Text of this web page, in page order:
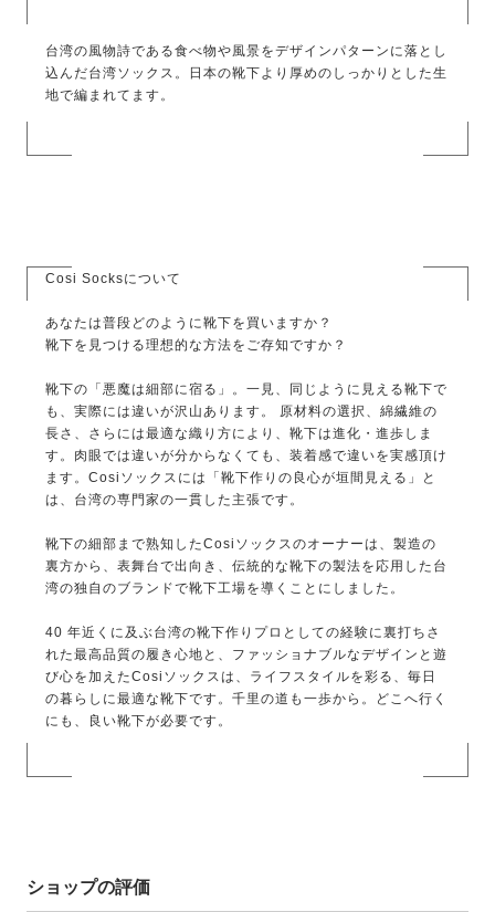
台湾の風物詩である食べ物や風景をデザインパターンに落とし
込んだ台湾ソックス。日本の靴下より厚めのしっかりとした生
地で編まれてます。
Cosi Socksについて
あなたは普段どのように靴下を買いますか？
靴下を見つける理想的な方法をご存知ですか？
靴下の「悪魔は細部に宿る」。一見、同じように見える靴下で
も、実際には違いが沢山あります。 原材料の選択、綿繊維の
長さ、さらには最適な織り方により、靴下は進化・進歩しま
す。肉眼では違いが分からなくても、装着感で違いを実感頂け
ます。Cosiソックスには「靴下作りの良心が垣間見える」と
は、台湾の専門家の一貫した主張です。
靴下の細部まで熟知したCosiソックスのオーナーは、製造の
裏方から、表舞台で出向き、伝統的な靴下の製法を応用した台
湾の独自のブランドで靴下工場を導くことにしました。
40 年近くに及ぶ台湾の靴下作りプロとしての経験に裏打ちさ
れた最高品質の履き心地と、ファッショナブルなデザインと遊
び心を加えたCosiソックスは、ライフスタイルを彩る、毎日
の暮らしに最適な靴下です。千里の道も一歩から。どこへ行く
にも、良い靴下が必要です。
ショップの評価